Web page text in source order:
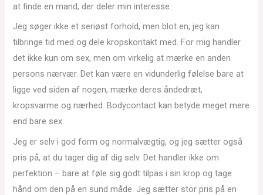
at finde en mand, der deler min interesse.
Jeg søger ikke et seriøst forhold, men blot en, jeg kan
tilbringe tid med og dele kropskontakt med. For mig handler
det ikke kun om sex, men om virkelig at mærke en anden
persons nærvær. Det kan være en vidunderlig følelse bare at
ligge ved siden af nogen, mærke deres åndedræt,
kropsvarme og nærhed. Bodycontact kan betyde meget mere
end bare sex.
Jeg er selv i god form og normalvægtig, og jeg sætter også
pris på, at du tager dig af dig selv. Det handler ikke om
perfektion – bare at føle sig godt tilpas i sin krop og tage
hånd om den på en sund måde. Jeg sætter stor pris på en